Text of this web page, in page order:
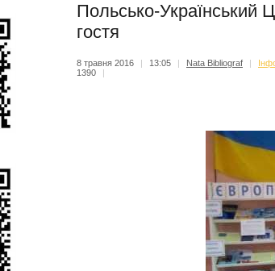
Польсько-Український
гостя
8 травня 2016 | 13:05 | Nata Bibliograf |
1390
|